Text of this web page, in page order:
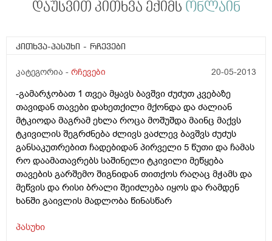
დაუსვით კითხვა ექიმს ონლაინ
კითხვა-პასუხი - რჩევები
კატეგორია - რჩევები 20-05-2013
-გამარჯობათ 1 თვეა მყავს ბავშვი ძუძუთ კვებაზე
თავიდან თავები დახეთქილი მქონდა და ძალიან
მტკიოდა მაგრამ ეხლა როცა მოშუშდა მაინც მაქვს
ტკივილის შეგრძნება ძლივს ვაძლევ ბავშვს ძუძუს
განსაკუთრებით ჩადებიდან პირველი 5 წუთი და ჩამას
რო დაამათავრებს საშინელი ტკივილი მეწყება
თავების გარშემო შიგნიდან თითქოს რაღაც მჭამს და
მეწვის და რისი ბრალი შეიძლება იყოს და რამდენ
ხანში გაივლის მადლობა წინასწარ
პასუხი